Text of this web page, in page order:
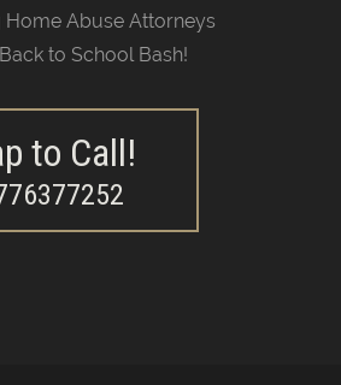
Home Abuse Attorneys
to School Bash!
to Call!